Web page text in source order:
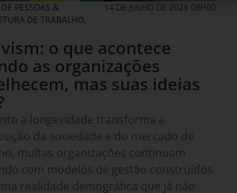
PESSOAS &
DE TRABALHO,
14 DE JULHO DE 2026 08H00
o que acontece
as organizações
mas suas ideias
a longevidade transforma a
da sociedade e do mercado de
muitas organizações continuam
com modelos de gestão construídos
realidade demográfica que já não